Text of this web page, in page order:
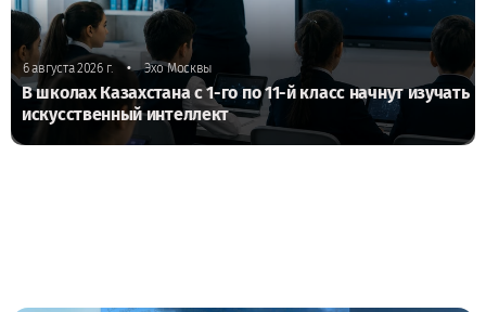
6 августа 2026 г. • Эхо Москвы
В школах Казахстана с 1-го по 11-й класс начнут изучать
искусственный интеллект